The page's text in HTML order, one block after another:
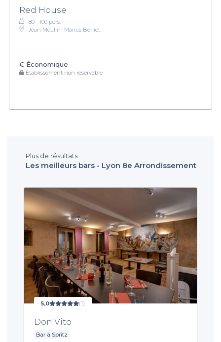
Red House
80 - 100 pers.
Jean Moulin- Marius Berliet
€ Économique
Établissement non réservable
Plus de résultats
Les meilleurs bars - Lyon 8e Arrondissement
5,0 (1)
Don Vito
Bar à Spritz